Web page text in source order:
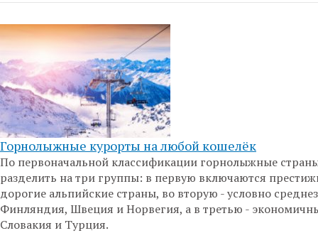
Горнолыжные курорты на любой кошелёк
По первоначальной классификации горнолыжные
разделить на три группы: в первую включаются
дорогие альпийские страны, во вторую - условно
Финляндия, Швеция и Норвегия, а в третью -
Словакия и Турция.